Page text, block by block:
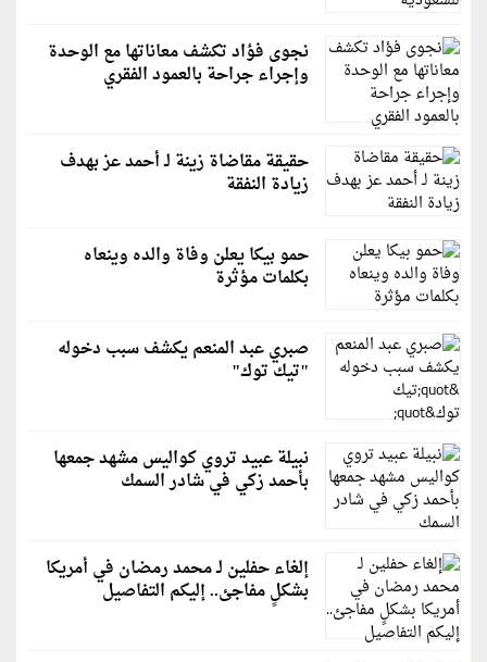
نجوى فؤاد تكشف معاناتها مع الوحدة
وإجراء جراحة بالعمود الفقري
حقيقة مقاضاة زينة لـ أحمد عز بهدف
زيادة النفقة
حمو بيكا يعلن وفاة والده وينعاه
بكلمات مؤثرة
صبري عبد المنعم يكشف سبب دخوله
"تيك توك"
نبيلة عبيد تروي كواليس مشهد جمعها
بأحمد زكي في شادر السمك
إلغاء حفلين لـ محمد رمضان في أمريكا
بشكلٍ مفاجئ.. إليكم التفاصيل